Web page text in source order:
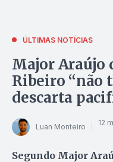
ÚLTIMAS NOTÍCIAS
Major Araújo
Ribeiro “não
descarta
Luan Monteiro 12
Segundo Major